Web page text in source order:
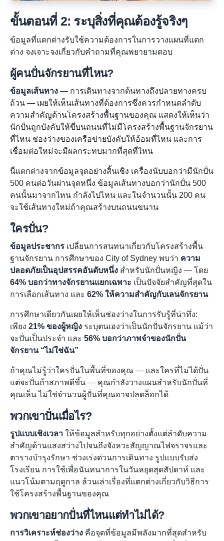
ขั้นตอนที่ 2: ระบุสิ่งที่คุณต้องรู้จริงๆ
ข้อมูลที่แตกต่างรับใช้ความต้องการในการวางแผนที่แตก
ต่าง จงเจาะจงเกี่ยวกับคำถามที่คุณพยายามตอบ
ผู้คนปั่นจักรยานที่ไหน?
ข้อมูลเส้นทาง — การเดินทางจากต้นทางถึงปลายทางครบ
ถ้วน — เผยให้เห็นเส้นทางที่ต้องการซึ่งควรกำหนดลำดับ
ความสำคัญด้านโครงสร้างพื้นฐานของคุณ แสดงให้เห็นว่า
นักปั่นถูกบังคับให้ขี่บนถนนที่ไม่มีโครงสร้างพื้นฐานจักรยาน
ที่ไหน ช่องว่างของเครือข่ายบังคับให้อ้อมที่ไหน และการ
เชื่อมต่อใหม่จะมีผลกระทบมากที่สุดที่ไหน
นี่แตกต่างจากข้อมูลจุดอย่างสิ้นเชิง เครื่องนับบอกว่ามีนักปั่น
500 คนต่อวันผ่านจุดหนึ่ง ข้อมูลเส้นทางบอกว่านักปั่น 500
คนนั้นมาจากไหน กำลังไปไหน และในจำนวนนั้น 200 คน
จะใช้เส้นทางใหม่ถ้าคุณสร้างบนถนนขนาน
ใครปั่น?
ข้อมูลประชากร เปลี่ยนการสนทนาเกี่ยวกับโครงสร้างพื้น
ฐานจักรยาน การศึกษาของ City of Sydney พบว่า ความ
ปลอดภัยเป็นอุปสรรคอันดับหนึ่ง สำหรับนักปั่นหญิง — โดย
64% บอกว่าทางจักรยานแยกเฉพาะ เป็นปัจจัยสำคัญที่สุดใน
การเลือกเส้นทาง และ 62% ให้ความสำคัญกับเลนจักรยาน
การศึกษาเดียวกันเผยให้เห็นช่องว่างในการรับรู้ที่น่าทึ่ง:
เพียง 21% ของผู้หญิง ระบุตนเองว่าเป็นนักปั่นจักรยาน แม้ว่า
จะปั่นเป็นประจำ และ 56% บอกว่าภาพจำของนักปั่น
จักรยาน “ไม่ใช่ฉัน”
ถ้าคุณไม่รู้ว่าใครปั่นในพื้นที่ของคุณ — และใครที่ไม่ได้ปั่น
แต่จะปั่นถ้าสภาพดีขึ้น — คุณกำลังวางแผนสำหรับนักปั่นที่
คุณเห็น ไม่ใช่จำนวนผู้ปั่นที่คุณอาจปลดล็อกได้
พวกเขาปั่นเมื่อไร?
รูปแบบเชิงเวลา ให้ข้อมูลสำหรับทุกอย่างตั้งแต่ลำดับความ
สำคัญด้านแสงสว่างไปจนถึงจังหวะสัญญาณไฟจราจรและ
ตารางบำรุงรักษา ช่วงเร่งด่วนการเดินทาง รูปแบบรับส่ง
โรงเรียน การใช้เพื่อนันทนาการในวันหยุดสุดสัปดาห์ และ
แนวโน้มตามฤดูกาล ล้วนเล่าเรื่องที่แตกต่างเกี่ยวกับวิธีการ
ใช้โครงสร้างพื้นฐานของคุณ
พวกเขาอยากปั่นที่ไหนแต่ทำไม่ได้?
การวิเคราะห์ช่องว่าง คือจุดที่ข้อมูลมีพลังมากที่สุดสำหรับ